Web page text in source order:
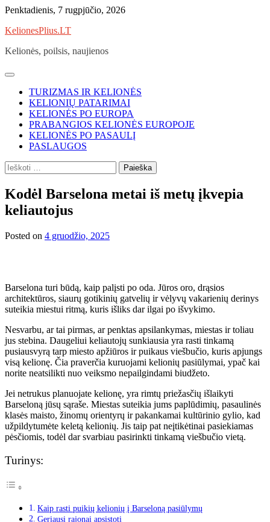
Skip
content
Penktadienis, 7 rugpjūčio, 2026
KelionesPlius.LT
Kelionės, poilsis, naujienos
TURIZMAS IR KELIONĖS
KELIONIŲ PATARIMAI
KELIONĖS PO EUROPA
PRABANGIOS KELIONĖS EUROPOJE
KELIONĖS PO PASAULĮ
PASLAUGOS
Ieškoti:
Kodėl Barselona metai iš metų įkvepia
keliautojus
Posted on 4 gruodžio, 2025
Barselona turi būdą, kaip palįsti po oda. Jūros oro, drąsios
architektūros, siaurų gotikinių gatvelių ir vėlyvų vakarienių derinys
suteikia miestui ritmą, kuris išliks dar ilgai po išvykimo.
Nesvarbu, ar tai pirmas, ar penktas apsilankymas, miestas ir toliau
jus stebina. Daugeliui keliautojų sunkiausia yra rasti tinkamą
pusiausvyrą tarp miesto apžiūros ir puikaus viešbučio, kuris apjungs
visą kelionę. Čia praverčia kuruojami kelionių pasiūlymai, ypač kai
norite neatsilikti nuo veiksmo nepailgindami biudžeto.
Jei netrukus planuojate kelionę, yra rimtų priežasčių išlaikyti
Barseloną jūsų sąraše. Miestas suteikia jums paplūdimių, pasaulinės
klasės maisto, žinomų orientyrų ir pakankamai kultūrinio gylio, kad
užpildytumėte keletą kelionių. Jis taip pat neįtikėtinai pasiekiamas
pėsčiomis, todėl dar svarbiau pasirinkti tinkamą viešbučio vietą.
Turinys:
Kaip rasti puikių kelionių į Barseloną pasiūlymų
Geriausi rajonai apsistoti